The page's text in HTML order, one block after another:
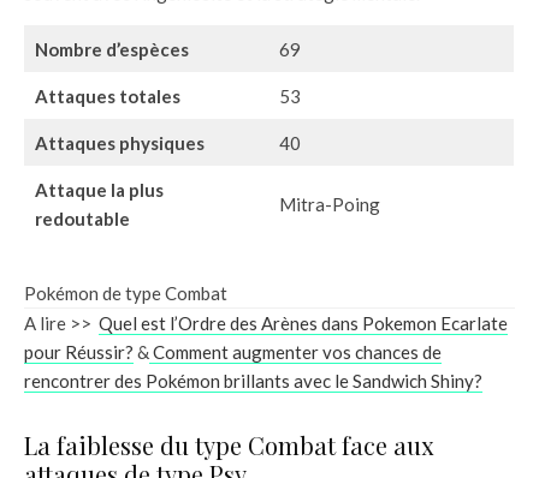
Nombre d’espèces 69
Attaques totales 53
Attaques physiques 40
Attaque la plus
redoutable
Mitra-Poing
Pokémon de type Combat
A lire >> Quel est l’Ordre des Arènes dans Pokemon Ecarlate
pour Réussir? &Comment augmenter vos chances de
rencontrer des Pokémon brillants avec le Sandwich Shiny?
La faiblesse du type Combat face aux